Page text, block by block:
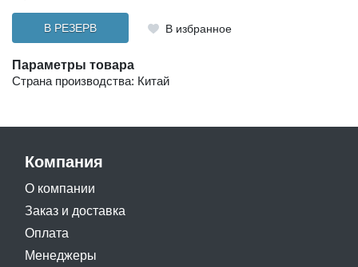
В РЕЗЕРВ В избранное
Параметры товара
Страна производства: Китай
Компания
О компании
Заказ и доставка
Оплата
Менеджеры